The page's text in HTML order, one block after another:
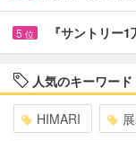
5 位 『サントリ
人気のキーワード
HIMARI